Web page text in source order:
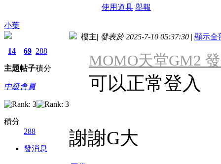
使用道具 舉報
小葉
14
主題
69
帖子
288
積分
中級會員
積分
288
發消息
樓主| 發表於 2025-7-10 05:37:30 | 顯示全
MOMO天堂GM2
可以正常登入
謝謝G大